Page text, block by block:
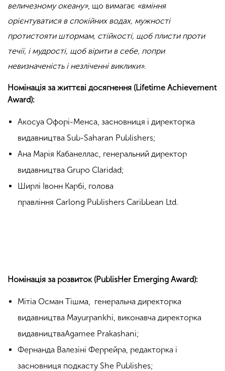
величезному океану», що вимагає «вміння
орієнтуватися в спокійних водах, мужності
протистояти штормам, стійкості, щоб плисти проти
течії, і мудрості, щоб вірити в себе, попри
невизначеність і незліченні виклики».
Номінація за життєві досягнення (Lifetime Achievement
Award):
Акосуа Офорі-Менса, засновниця і директорка
видавництва Sub-Saharan Publishers;
Ана Марія Кабанеллас, генеральний директор
видавництва Grupo Claridad;
Ширлі Івонн Карбі, голова
правління Carlong Publishers Caribbean Ltd.
Номінація за розвиток (PublisHer Emerging Award):
Мітіа Осман Тішма, генеральна директорка
видавництва Mayurpankhi, виконавча директорка
видавництваAgamee Prakashani;
Фернанда Валезіні Феррейра, редакторка і
засновниця подкасту She Publishes;